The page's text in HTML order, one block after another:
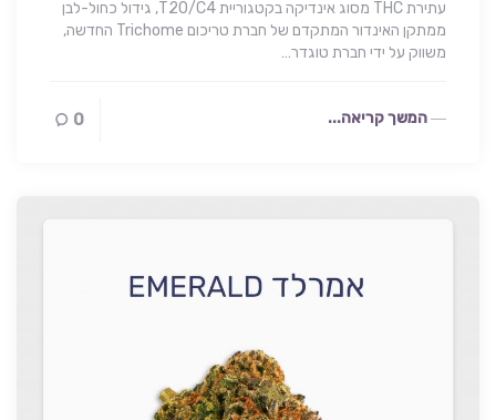
עתירת THC מסוג אינדיקה בקטגוריית T20/C4, גידול כחול-לבן
ממתקן האינדור המתקדם של חברת טריכום Trichome החדשה,
משווק על ידי חברת טוגדר…
המשך קריאה... 0